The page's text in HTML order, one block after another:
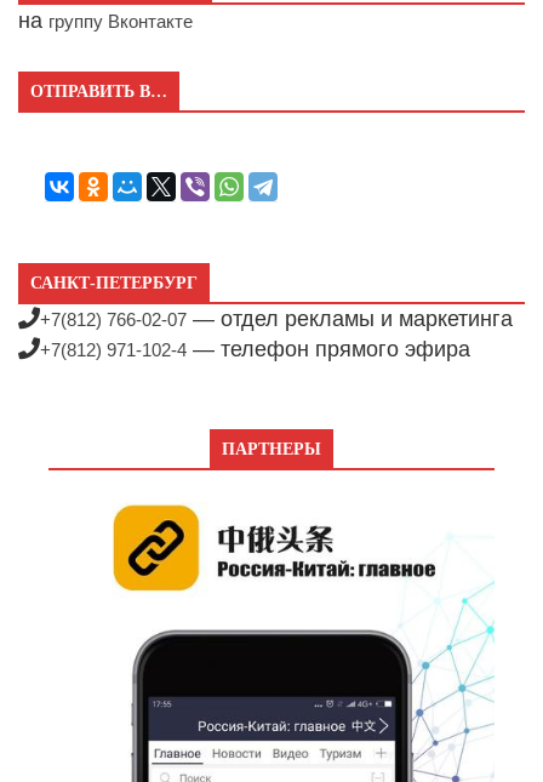
на группу Вконтакте
ОТПРАВИТЬ В…
САНКТ-ПЕТЕРБУРГ
+7(812) 766-02-07 — отдел рекламы и маркетинга
+7(812) 971-102-4 — телефон прямого эфира
ПАРТНЕРЫ